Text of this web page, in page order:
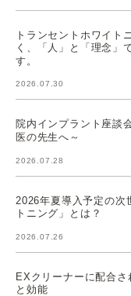
トランセントホワイト
く、「人」と「理念」
す。
2026.07.30
院内インプラント座談
医の先生へ～
2026.07.28
2026年夏導入予定の次
トニング」とは？
2026.07.26
EXクリーナーに配合
と効能